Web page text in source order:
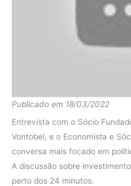
Publicado em 18/03/2022
Entrevista com o Sócio
Vontobel, e o Economista e
conversa mais focado em
A discussão sobre
perto dos 24 minutos.